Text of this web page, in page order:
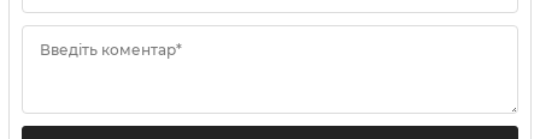
Введіть коментар*